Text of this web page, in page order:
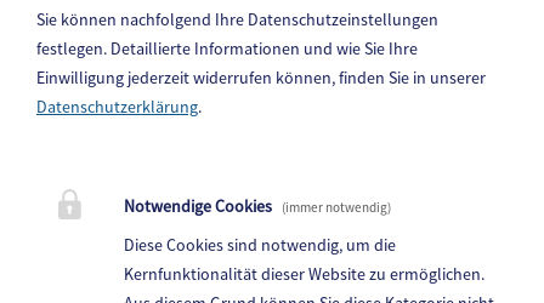
10. Oktoberstr. 1, 9551 Bodensdorf am Ossiacher See
Telefon:
04243 83 83 0
Fax: 04243 83 83 30
Sie können nachfolgend Ihre Datenschutzeinstellungen
festlegen. Detaillierte Informationen und wie Sie Ihre
Einwilligung jederzeit widerrufen können, finden Sie in unserer
Datenschutzerklärung.
Notwendige Cookies (immer notwendig)
Diese Cookies sind notwendig, um die
Kernfunktionalität dieser Website zu ermöglichen.